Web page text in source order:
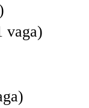
vaga)